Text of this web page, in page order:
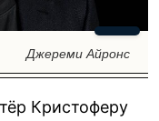
Джереми Айронс
Кристоферу